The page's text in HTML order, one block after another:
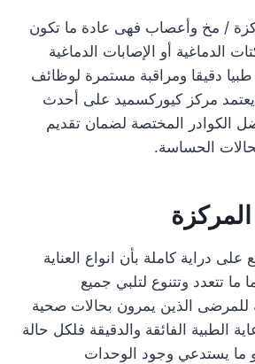
/ مخ وأعصاب فهى عادة ما تكون
الدماغية أو الإصابات الدماغية
طبيا دقيقا ومراقبة مستمرة لوظائف
يعتمد مركز كيوركسميد على أحدث
الكوادر المختصة لضمان تقديم
الحساسة.
المركزة
دراية كاملة بأن انواع العناية
ما تتعدد وتتنوع لتلبي جميع
للمرضى الذين يمرون بحالات صحية
الطبية الفائقة والدقيقة فلكل حالة
ما يستدعي وجود الوحدات